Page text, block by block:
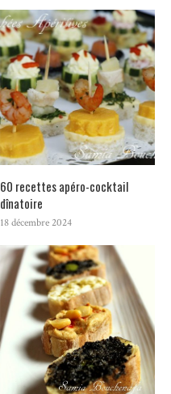
60 recettes apéro-cocktail
dînatoire
18 décembre 2024